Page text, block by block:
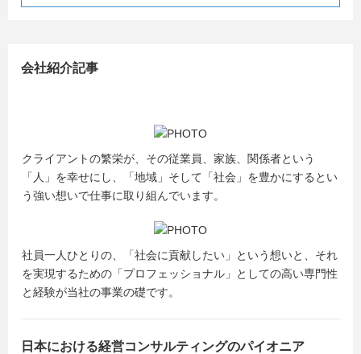
会社紹介記事
クライアントの繁栄が、その従業員、家族、関係者という
「人」を幸せにし、「地域」そして「社会」を豊かにするとい
う強い想いで仕事に取り組んでいます。
社員一人ひとりの、「社会に貢献したい」という想いと、それ
を実現するための「プロフェッショナル」としての高い専門性
と経験が当社の事業の礎です。
日本における経営コンサルティングのパイオニア